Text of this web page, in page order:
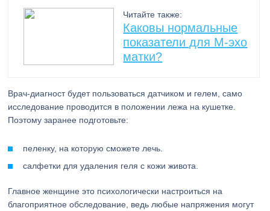
Читайте также:
Каковы нормальные
показатели для М-эхо
матки?
Врач-диагност будет пользоваться датчиком и гелем, само
исследование проводится в положении лежа на кушетке.
Поэтому заранее подготовьте:
пеленку, на которую сможете лечь.
салфетки для удаления геля с кожи живота.
Главное женщине это психологически настроиться на
благоприятное обследование, ведь любые напряжения могут